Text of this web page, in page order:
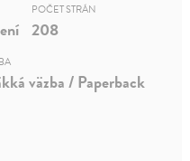
POČET STRÁN
208
väzba / Paperback